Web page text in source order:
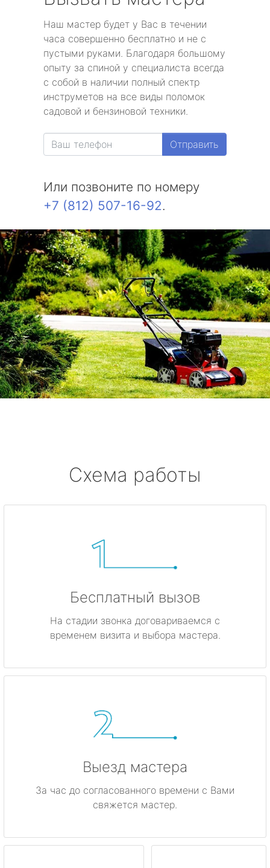
Наш мастер будет у Вас в течении
часа совершенно бесплатно и не с
пустыми руками. Благодаря большому
опыту за спиной у специалиста всегда
с собой в наличии полный спектр
инструметов на все виды поломок
садовой и бензиновой техники.
Отправить
Или позвоните по номеру
+7 (812) 507-16-92.
Схема работы
Бесплатный вызов
На стадии звонка договариваемся с
временем визита и выбора мастера.
Выезд мастера
За час до согласованного времени с Вами
свяжется мастер.